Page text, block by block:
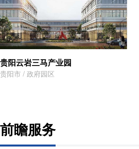
贵阳云岩三马产业园
贵阳市 / 政府园区
前瞻服务